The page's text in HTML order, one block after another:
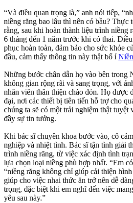
“Và điều quan trọng là,” anh nói tiếp,
niềng răng bao lâu thì nên có bầu? Thực
rằng, sau khi hoàn thành liệu trình niềng
6 tháng đến 1 năm trước khi có thai.
phục hoàn toàn, đảm bảo cho sức khỏe
đầu, cảm thấy thông tin này thật bổ í
Những bước chân dẫn họ vào bên trong
không gian rộng rãi và sang trọng, với
nhân viên thân thiện chào đón. Họ được
đại, nơi các thiết bị tiên tiến hỗ trợ cho
chúng ta sẽ có một trải nghiệm thật tuyệt
đầy sự tin tưởng.
Khi bác sĩ chuyên khoa bước vào, cô
nghiệp và nhiệt tình. Bác sĩ tận tình giải
trình niềng răng, từ việc xác định tình
lựa chọn loại niềng phù hợp nhất. “Em
“niềng răng không chỉ giúp cải thiện
giúp cho việc nhai thức ăn trở nên dễ
trọng, đặc biệt khi em nghĩ đến việc
yêu sau này.”